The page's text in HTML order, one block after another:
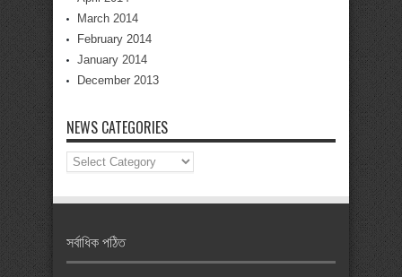
March 2014
February 2014
January 2014
December 2013
NEWS CATEGORIES
News
Categories
সর্বাধিক পঠিত